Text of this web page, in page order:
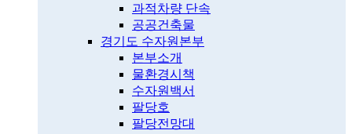
과적차량 단속
공공건축물
경기도 수자원본부
본부소개
물환경시책
수자원백서
팔당호
팔당전망대